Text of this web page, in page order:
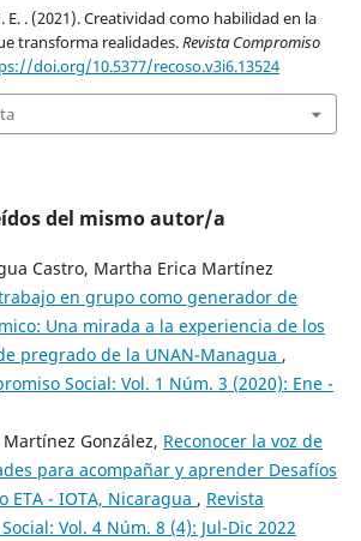
E. . (2021). Creatividad como habilidad en la
transforma realidades.Revista Compromiso
doi.org/10.5377/recoso.v3i6.13524
del mismo autor/a
Castro, Martha Erica Martínez
en grupo como generador de
Una mirada a la experiencia de los
pregrado de la UNAN-Managua ,
Social: Vol. 1 Núm. 3 (2020): Ene -
González, Reconocer la voz de
para acompañar y aprender Desafíos
ETA - IOTA, Nicaragua , Revista
Vol. 4 Núm. 8 (4): Jul-Dic 2022